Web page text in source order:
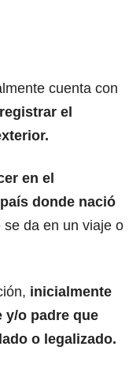
cuenta con
registrar el
en el
donde nació
da en un viaje o
inicialmente
y/o padre que
o legalizado.